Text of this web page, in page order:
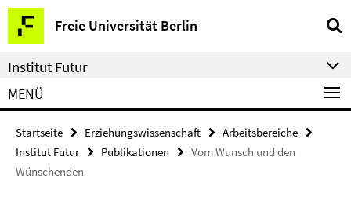
Springe
direkt
zu
Inhalt
Freie Universität Berlin
Service-
Navigation
Institut Futur
MENÜ
Startseite Erziehungswissenschaft
Arbeitsbereiche
Institut Futur
Publikationen
Vom Wunsch und den
Wünschenden